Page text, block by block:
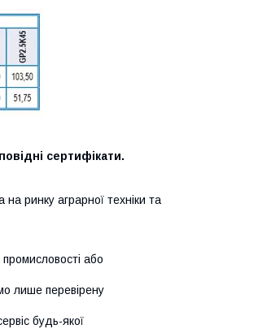
сертифікати.
ринку аграрної техніки та
або
лише перевірену
будь-якої